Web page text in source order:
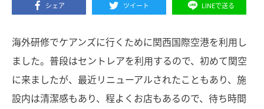
シェア ツイート LINEで送る
海外研修でケアンズに行くために関西国際空港を利用し
ました。普段はセントレアを利用するので、初めて関空
に来ましたが、最近リニューアルされたこともあり、施
設内は清潔感もあり、程よくお店もあるので、待ち時間